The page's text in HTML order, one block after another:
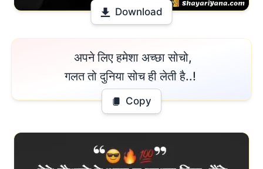
Download
गलत तो दुनिया सोच ही लेती है..!
Copy